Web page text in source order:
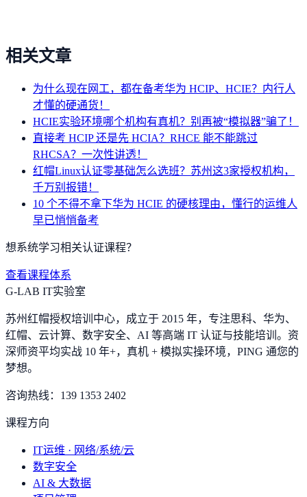
相关文章
为什么现在网工，都在备考华为 HCIP、HCIE？内行人
才懂的硬通货！
HCIE实验环境哪个机构有真机？别再被“模拟器”骗了！
直接考 HCIP 还是先 HCIA？RHCE 能不能跳过
RHCSA？一次性讲透！
红帽Linux认证零基础怎么选班？苏州这3家授权机构，
千万别报错！
10 个不得不拿下华为 HCIE 的硬核理由，懂行的运维人
早已悄悄备考
想系统学习相关认证课程？
查看课程体系
G-LAB IT实验室
苏州红帽授权培训中心，成立于 2015 年，专注思科、华为、
红帽、云计算、数字安全、AI 等高端 IT 认证与技能培训。资
深师资平均实战 10 年+，真机 + 模拟实操环境， PING 通您的
梦想。
咨询热线： 139 1353 2402
课程方向
IT运维 · 网络/系统/云
数字安全
AI & 大数据